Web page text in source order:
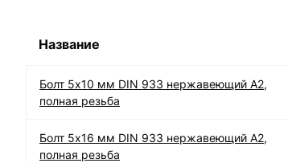
Название
Болт 5х10 мм DIN 933 нержавеющий А2,
полная резьба
Болт 5х16 мм DIN 933 нержавеющий А2,
полная резьба